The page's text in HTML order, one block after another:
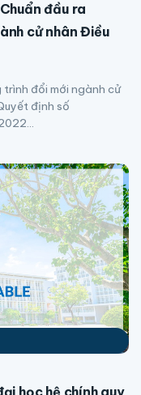
đầu ra
cử nhân Điều
đổi mới ngành cử
định số